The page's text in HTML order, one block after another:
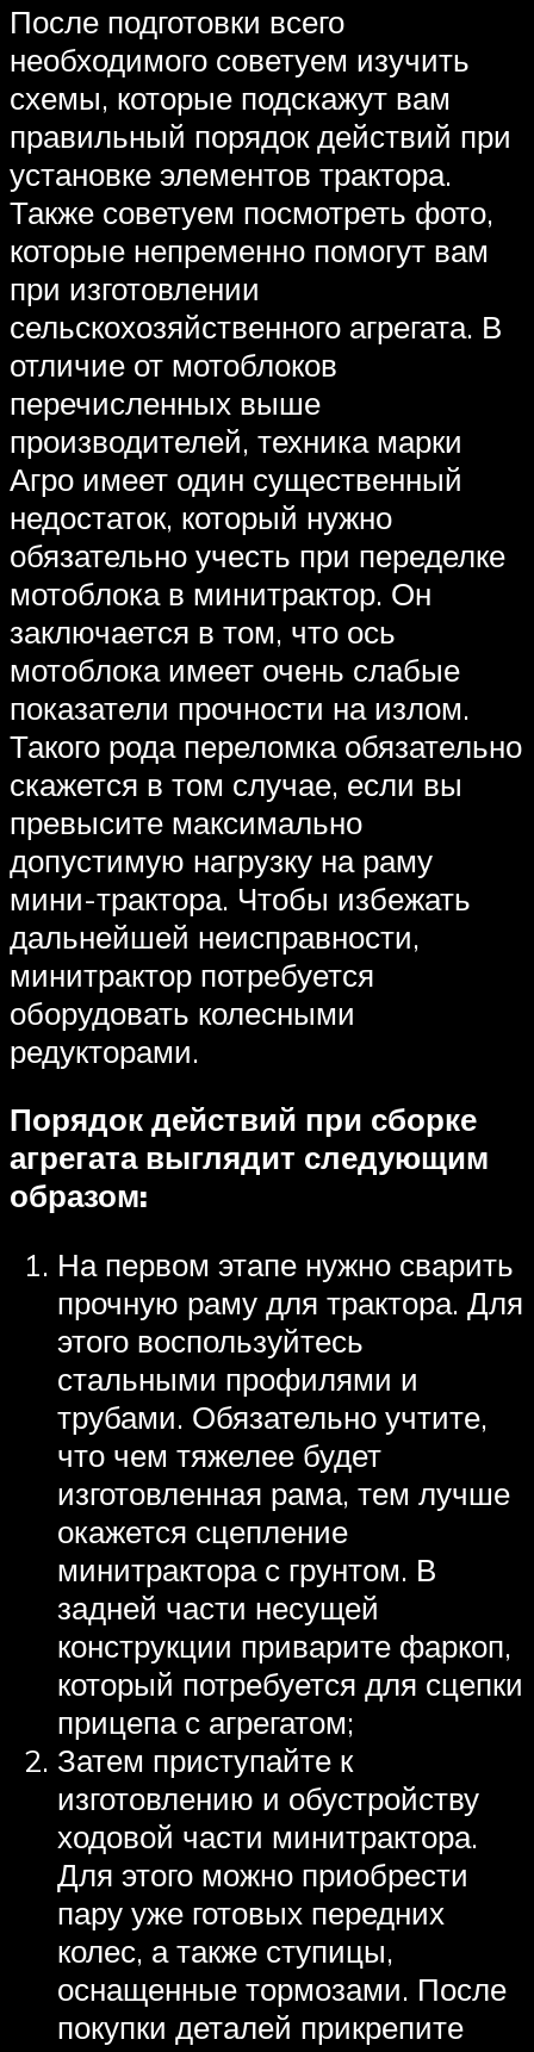
После подготовки всего
необходимого советуем изучить
схемы, которые подскажут вам
правильный порядок действий при
установке элементов трактора.
Также советуем посмотреть фото,
которые непременно помогут вам
при изготовлении
сельскохозяйственного агрегата. В
отличие от мотоблоков
перечисленных выше
производителей, техника марки
Агро имеет один существенный
недостаток, который нужно
обязательно учесть при переделке
мотоблока в минитрактор. Он
заключается в том, что ось
мотоблока имеет очень слабые
показатели прочности на излом.
Такого рода переломка обязательно
скажется в том случае, если вы
превысите максимально
допустимую нагрузку на раму
мини-трактора. Чтобы избежать
дальнейшей неисправности,
минитрактор потребуется
оборудовать колесными
редукторами.
Порядок действий при сборке
агрегата выглядит следующим
образом:
На первом этапе нужно сварить
прочную раму для трактора. Для
этого воспользуйтесь
стальными профилями и
трубами. Обязательно учтите,
что чем тяжелее будет
изготовленная рама, тем лучше
окажется сцепление
минитрактора с грунтом. В
задней части несущей
конструкции приварите фаркоп,
который потребуется для сцепки
прицепа с агрегатом;
Затем приступайте к
изготовлению и обустройству
ходовой части минитрактора.
Для этого можно приобрести
пару уже готовых передних
колес, а также ступицы,
оснащенные тормозами. После
покупки деталей прикрепите